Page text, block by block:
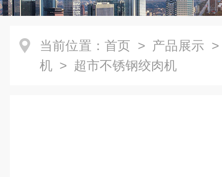
当前位置： 首页 > 产品展示
机 > 超市不锈钢绞肉机